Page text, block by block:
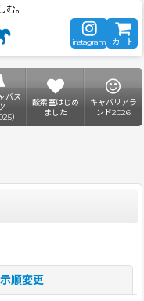
。
instagram カート
バス
）
酸素室はじめ
ました
キャバリアラ
ンド2026
順変更